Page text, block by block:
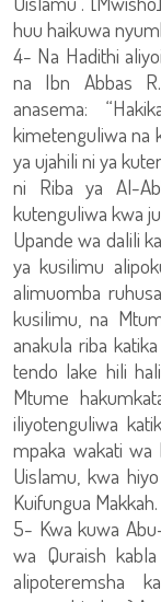
huu haikuwa
4- Na Hadithi
na Ibn Abbas
anasema:
kimetenguliwa na
ya ujahili ni ya
ni Riba ya Al-
kutenguliwa kwa
Upande wa dalili
ya kusilimu
alimuomba
kusilimu, na
anakula riba
tendo lake hili
Mtume
iliyotenguliwa
mpaka wakati wa
Uislamu, kwa
Kuifungua Makkah.
5- Kwa kuwa
wa Quraish
alipoteremsha